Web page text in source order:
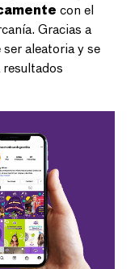
con el
Gracias a
aleatoria y se